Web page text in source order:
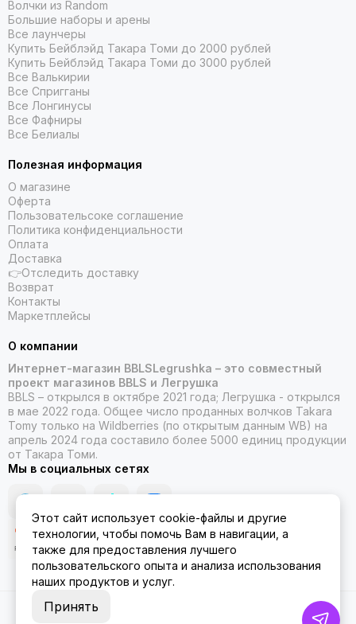
Волчки из Random
Большие наборы и арены
Все лаунчеры
Купить Бейблэйд Такара Томи до 2000 рублей
Купить Бейблэйд Такара Томи до 3000 рублей
Все Валькирии
Все Спригганы
Все Лонгинусы
Все Фафниры
Все Белиалы
Полезная информация
О магазине
Оферта
Пользовательсоке соглашение
Политика конфиденциальности
Оплата
Доставка
👉Отследить доставку
Возврат
Контакты
Маркетплейсы
О компании
Интернет-магазин BBLSLegrushka – это совместный
проект магазинов BBLS и Легрушка
BBLS – открылся в октябре 2021 года; Легрушка - открылся
в мае 2022 года. Общее число проданных волчков Takara
Tomy только на Wildberries (по открытым данным WB) на
апрель 2024 года составило более 5000 единиц продукции
от Такара Томи.
Мы в социальных сетях
2026 © ББЛСЛегрушка.
Этот сайт использует cookie-файлы и другие
технологии, чтобы помочь Вам в навигации, а
также для предоставления лучшего
пользовательского опыта и анализа использования
наших продуктов и услуг.
Принять